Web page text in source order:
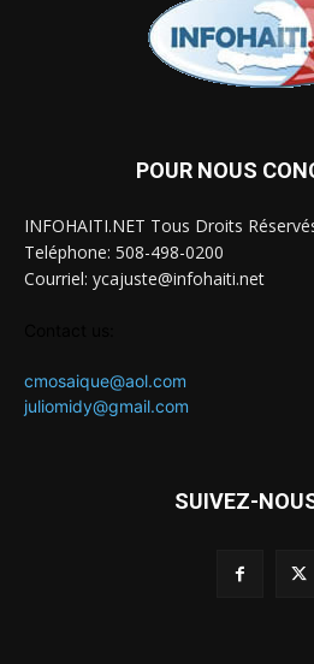
POUR NOUS
INFOHAITI.NET Tous Droits
Teléphone: 508-498-0200
Courriel: ycajuste@infohaiti.net
cmosaique@aol.com
juliomidy@gmail.com
SUIVEZ-